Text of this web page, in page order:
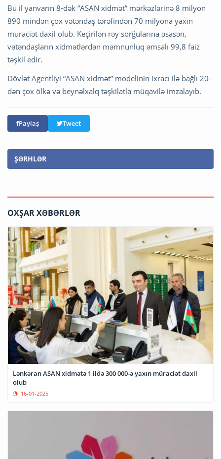
Bu il yanvarın 8-dək “ASAN xidmət” mərkəzlərinə 8 milyon
890 mindən çox vətəndaş tərəfindən 70 milyona yaxın
müraciət daxil olub. Keçirilən rəy sorğularına əsasən,
vətəndaşların xidmətlərdən məmnunluq əmsalı 99,8 faiz
təşkil edir.
Dövlət Agentliyi “ASAN xidmət” modelinin ixracı ilə bağlı 20-
dən çox ölkə və beynəlxalq təşkilatla müqavilə imzalayıb.
Paylaş Tweet
ŞƏRHLƏR
OXŞAR XƏBƏRLƏR
Lənkəran ASAN xidmətə 1 ildə 300 000-ə yaxın müraciət daxil
olub
16-01-2025